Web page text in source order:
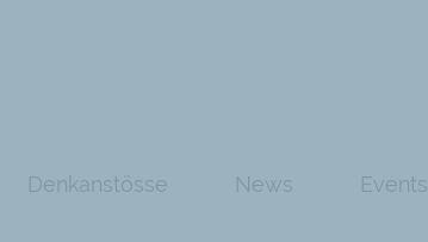
Denkanstösse News Events